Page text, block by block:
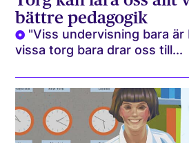
bättre pedagogik
"Viss undervisning bara är
vissa torg bara drar oss till...